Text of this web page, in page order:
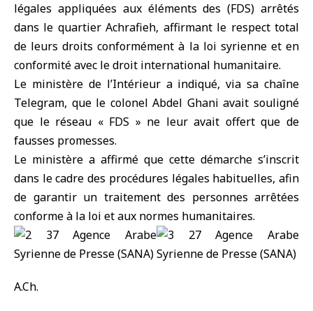
légales appliquées aux éléments des (FDS) arrêtés
dans le quartier Achrafieh, affirmant le respect total
de leurs droits conformément à la loi syrienne et en
conformité avec le droit international humanitaire.
Le ministère de l’Intérieur a indiqué, via sa chaîne
Telegram, que le colonel Abdel Ghani avait souligné
que le réseau « FDS » ne leur avait offert que de
fausses promesses.
Le ministère a affirmé que cette démarche s’inscrit
dans le cadre des procédures légales habituelles, afin
de garantir un traitement des personnes arrêtées
conforme à la loi et aux normes humanitaires.
A.Ch.